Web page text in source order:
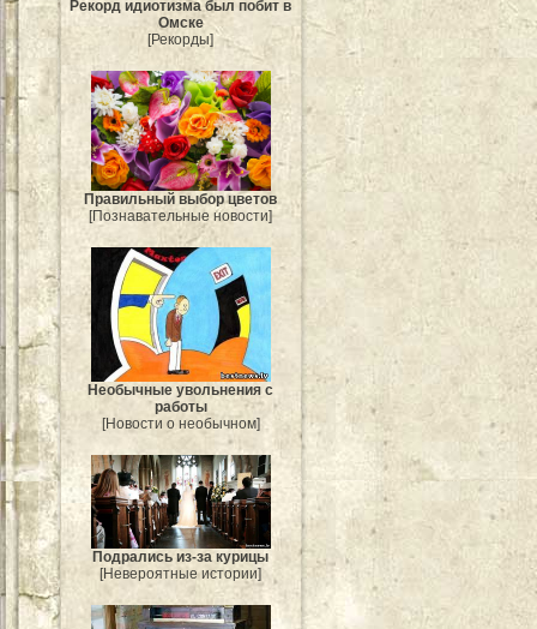
Рекорд идиотизма был побит в
Омске
[Рекорды]
Правильный выбор цветов
[Познавательные новости]
Необычные увольнения с
работы
[Новости о необычном]
Подрались из-за курицы
[Невероятные истории]